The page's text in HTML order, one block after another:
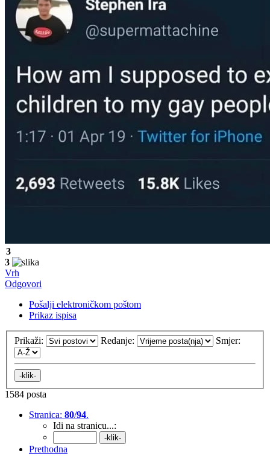
3
3
Vrh
Odgovori
Pošalji elektroničkom poštom
Prikaz ispisa
Prikaži: Redanje: Smjer:
1584 posta
Stranica: 80/94.
Idi na stranicu...:
Prethodna